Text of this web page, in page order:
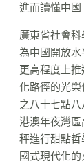
進而讀懂中國
廣東省社會
為中國開放
更高程度上
化路徑的光
之八十七點
港澳年夜灣
秤進行甜點
國式現代化的